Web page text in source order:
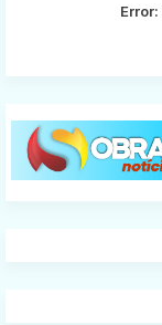
Error: